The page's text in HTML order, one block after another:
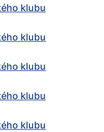
klubu
klubu
klubu
klubu
klubu